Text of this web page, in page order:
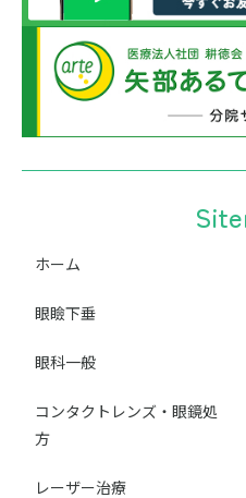
ホーム
眼瞼下垂
眼科一般
コンタクトレンズ・眼鏡処
方
レーザー治療